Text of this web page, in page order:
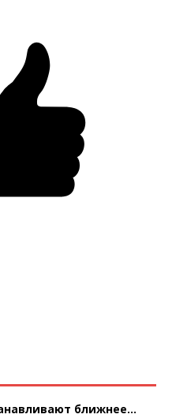
ближнее...